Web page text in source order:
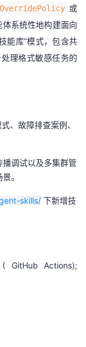
OverridePolicy 或
系统性地构建面向
能库”模式，包含共
理格式敏感任务的
、故障排查案例、
调试以及多集群管
。
skills/ 下新增技
GitHub Actions);